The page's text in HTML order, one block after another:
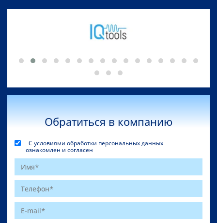
Обратиться в компанию
С условиями обработки персональных данных
ознакомлен и согласен